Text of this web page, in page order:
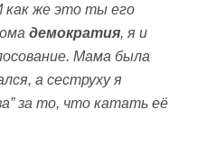
как же это ты его
демократия, я и
Мама была
а сеструху я
”за то, что катать её